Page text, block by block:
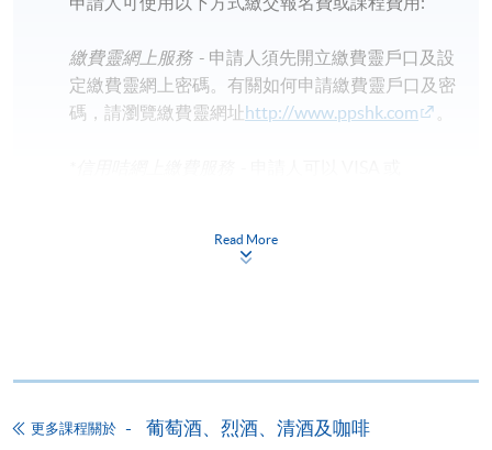
繳費靈網上服務- 申請人須先開立繳費靈戶口及設
定繳費靈網上密碼。有關如何申請繳費靈戶口及密
碼，請瀏覽繳費靈網址 http://www.ppshk.com 。
如欲了解如何於網上報讀新課程及繳費，請瀏覽網上
申請/報讀指南 :
Read More
更多課程關於 葡萄酒、烈酒、清酒及咖啡